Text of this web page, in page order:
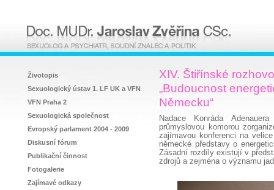
XIV. Štiřínské
„Budoucnost
Německu“
Nadace Konráda
průmyslovou komorou
zajímavou konferenci na
německé představy o
Zásadní rozdíly existují v
zdrojů a zejména o významu
Životopis
Sexuologický ústav 1. LF UK a VFN
VFN Praha 2
Sexuologická společnost
Evropský parlament 2004 - 2009
Diskusní fórum
Publikační činnost
Fotogalerie
Zajímavé odkazy